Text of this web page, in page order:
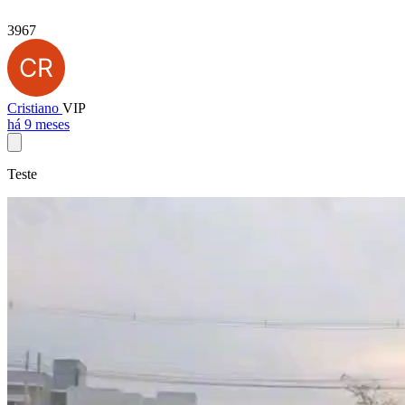
3967
Cristiano VIP
há 9 meses
Teste